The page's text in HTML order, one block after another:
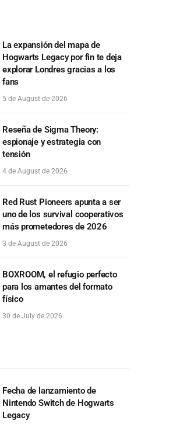
La expansión del mapa de
Hogwarts Legacy por fin te deja
explorar Londres gracias a los
fans
5 de August de 2026
Reseña de Sigma Theory:
espionaje y estrategia con
tensión
4 de August de 2026
Red Rust Pioneers apunta a ser
uno de los survival cooperativos
más prometedores de 2026
3 de August de 2026
BOXROOM, el refugio perfecto
para los amantes del formato
físico
30 de July de 2026
Fecha de lanzamiento de
Nintendo Switch de Hogwarts
Legacy